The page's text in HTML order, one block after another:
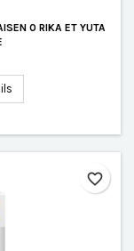
0 RIKA ET YUTA
favorite_border